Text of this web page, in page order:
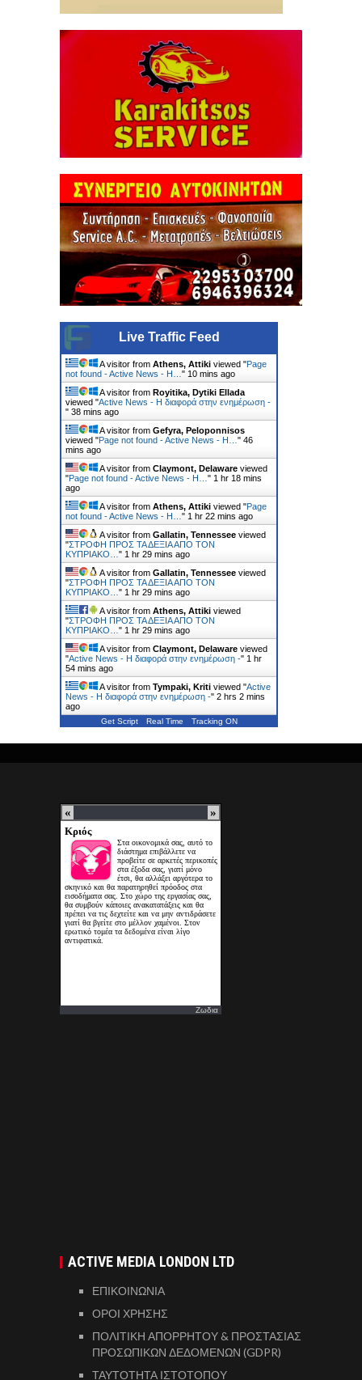
Live Traffic Feed
A visitor from Athens, Attiki viewed "Page
not found - Active News - Η… " 10 mins ago
A visitor from Royitika, Dytiki Ellada
viewed "Active News - Η διαφορά στην ενημέρωση -
" 38 mins ago
A visitor from Gefyra, Peloponnisos
viewed "Page not found - Active News - Η… " 46
mins ago
A visitor from Claymont, Delaware viewed
"Page not found - Active News - Η… " 1 hr 18 mins
ago
A visitor from Athens, Attiki viewed "Page
not found - Active News - Η… " 1 hr 22 mins ago
A visitor from Gallatin, Tennessee viewed
"ΣΤΡΟΦΗ ΠΡΟΣ ΤΑ ΔΕΞΙΑ ΑΠΟ ΤΟΝ
ΚΥΠΡΙΑΚΟ… " 1 hr 29 mins ago
A visitor from Gallatin, Tennessee viewed
"ΣΤΡΟΦΗ ΠΡΟΣ ΤΑ ΔΕΞΙΑ ΑΠΟ ΤΟΝ
ΚΥΠΡΙΑΚΟ… " 1 hr 29 mins ago
A visitor from Athens, Attiki viewed
"ΣΤΡΟΦΗ ΠΡΟΣ ΤΑ ΔΕΞΙΑ ΑΠΟ ΤΟΝ
ΚΥΠΡΙΑΚΟ… " 1 hr 29 mins ago
A visitor from Claymont, Delaware viewed
"Active News - Η διαφορά στην ενημέρωση -" 1 hr
54 mins ago
A visitor from Tympaki, Kriti viewed "Active
News - Η διαφορά στην ενημέρωση -" 2 hrs 2 mins
ago
Get Script Real Time Tracking ON
Ζωδια
ACTIVE MEDIA LONDON LTD
ΕΠΙΚΟΙΝΩΝΙΑ
ΟΡΟΙ ΧΡΗΣΗΣ
ΠΟΛΙΤΙΚΗ ΑΠΟΡΡΗΤΟΥ & ΠΡΟΣΤΑΣΙΑΣ
ΠΡΟΣΩΠΙΚΩΝ ΔΕΔΟΜΕΝΩΝ (GDPR)
ΤΑΥΤΟΤΗΤΑ ΙΣΤΟΤΟΠΟΥ